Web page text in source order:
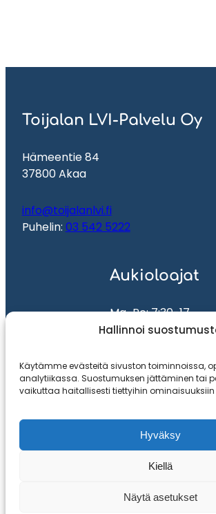
Hallinnoi
Käytämme evästeitä sivuston toiminnoissa,
analytiikassa. Suostumuksen jättäminen tai
vaikuttaa haitallisesti tiettyihin
Hyväksy
Kiellä
Näytä asetukset
Toijalan LVI-Palvelu Oy
Hämeentie 84
37800 Akaa
info@toijalanlvi.fi
Puhelin: 03 542 5222
Aukioloajat
Ma-Pe: 7:30-17
La: 9-13
Etusivu
Palvelut
MMD Networks